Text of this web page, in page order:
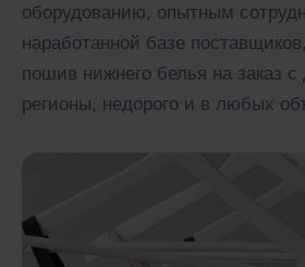
оборудованию, опытным
наработанной базе
пошив нижнего белья на заказ с
регионы, недорого и в любых